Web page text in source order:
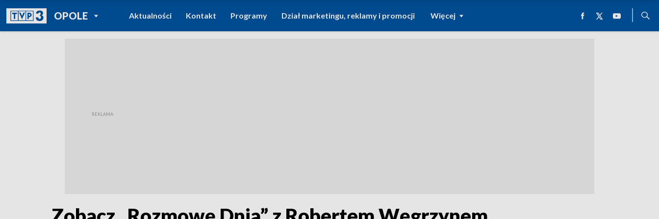
OPOLEPOWRÓT DO
TVP REGIONY
Aktualności Kontakt Programy Dział marketingu, reklamy i promocji Więcej